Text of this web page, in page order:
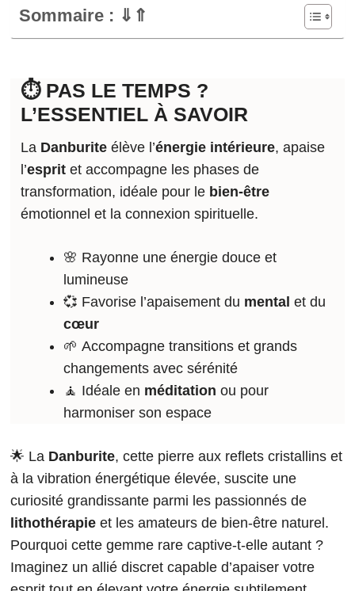
Sommaire : ⇓⇑
⏱️ PAS LE TEMPS ?
L’ESSENTIEL À SAVOIR
La Danburite élève l’énergie intérieure, apaise
l’esprit et accompagne les phases de
transformation, idéale pour le bien-être
émotionnel et la connexion spirituelle.
🌸 Rayonne une énergie douce et
lumineuse
💞 Favorise l’apaisement du mental et du
cœur
🌱 Accompagne transitions et grands
changements avec sérénité
🧘 Idéale en méditation ou pour
harmoniser son espace
🌟 La Danburite, cette pierre aux reflets cristallins et
à la vibration énergétique élevée, suscite une
curiosité grandissante parmi les passionnés de
lithothérapie et les amateurs de bien-être naturel.
Pourquoi cette gemme rare captive-t-elle autant ?
Imaginez un allié discret capable d’apaiser votre